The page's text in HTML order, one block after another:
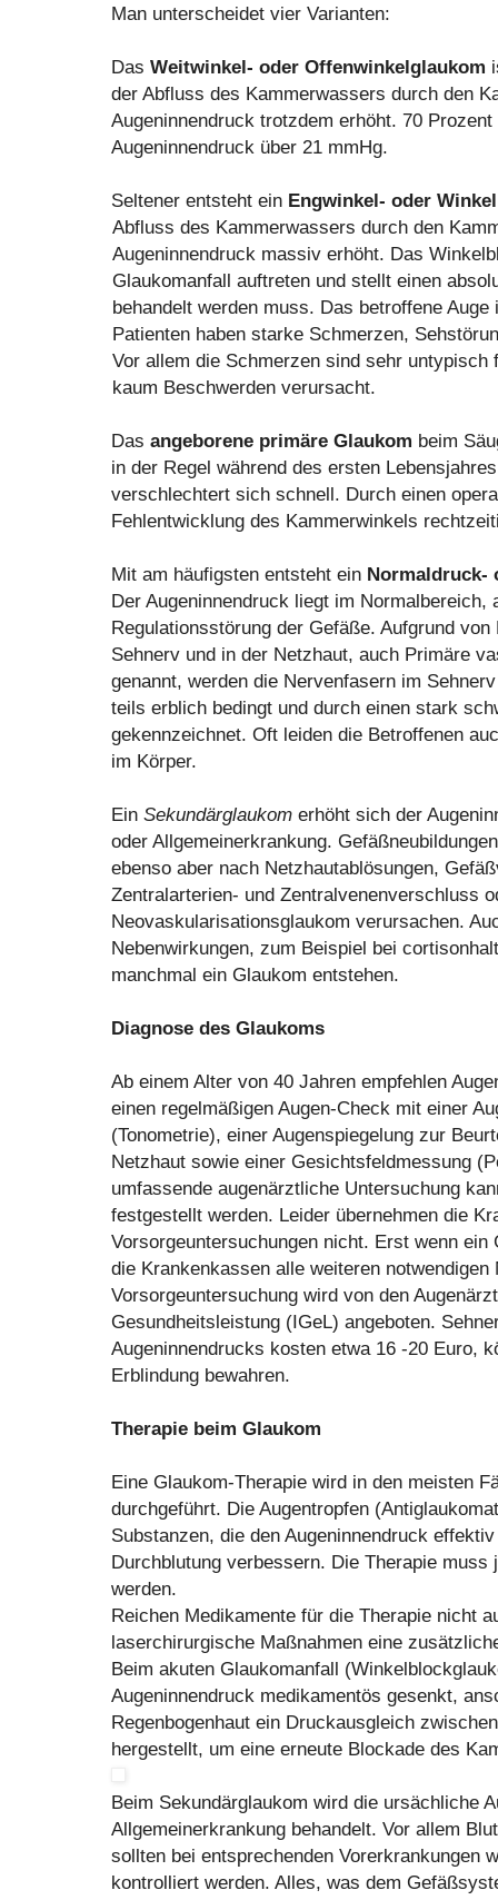
Man unterscheidet vier Varianten:
Das Weitwinkel- oder Offenwinkelglaukom
der Abfluss des Kammerwassers durch den
Augeninnendruck trotzdem erhöht. 70
Augeninnendruck über 21 mmHg.
Seltener entsteht ein Engwinkel- oder
Abfluss des Kammerwassers durch den
Augeninnendruck massiv erhöht. Das
Glaukomanfall auftreten und stellt einen
behandelt werden muss. Das betroffene
Patienten haben starke Schmerzen,
Vor allem die Schmerzen sind sehr
kaum Beschwerden verursacht.
Das angeborene primäre Glaukom beim
in der Regel während des ersten
verschlechtert sich schnell. Durch einen
Fehlentwicklung des Kammerwinkels
Mit am häufigsten entsteht ein Normaldruck-
Der Augeninnendruck liegt im Normalbereich,
Regulationsstörung der Gefäße. Aufgrund
Sehnerv und in der Netzhaut, auch Primäre
genannt, werden die Nervenfasern im
teils erblich bedingt und durch einen stark
gekennzeichnet. Oft leiden die Betroffenen
im Körper.
Ein Sekundärglaukom erhöht sich der
oder Allgemeinerkrankung.
ebenso aber nach Netzhautablösungen,
Zentralarterien- und Zentralvenenverschluss
Neovaskularisationsglaukom verursachen.
Nebenwirkungen, zum Beispiel bei
manchmal ein Glaukom entstehen.
Diagnose des Glaukoms
Ab einem Alter von 40 Jahren empfehlen
einen regelmäßigen Augen-Check mit einer
(Tonometrie), einer Augenspiegelung zur
Netzhaut sowie einer Gesichtsfeldmessung
umfassende augenärztliche Untersuchung
festgestellt werden. Leider übernehmen die
Vorsorgeuntersuchungen nicht. Erst wenn ein
die Krankenkassen alle weiteren
Vorsorgeuntersuchung wird von den
Gesundheitsleistung (IGeL) angeboten.
Augeninnendrucks kosten etwa 16 -20 Euro,
Erblindung bewahren.
Therapie beim Glaukom
Eine Glaukom-Therapie wird in den meisten
durchgeführt. Die Augentropfen
Substanzen, die den Augeninnendruck
Durchblutung verbessern. Die Therapie muss
werden.
Reichen Medikamente für die Therapie nicht
laserchirurgische Maßnahmen eine
Beim akuten Glaukomanfall
Augeninnendruck medikamentös gesenkt,
Regenbogenhaut ein Druckausgleich
hergestellt, um eine erneute Blockade des
Beim Sekundärglaukom wird die ursächliche
Allgemeinerkrankung behandelt. Vor allem
sollten bei entsprechenden Vorerkrankungen
kontrolliert werden. Alles, was dem